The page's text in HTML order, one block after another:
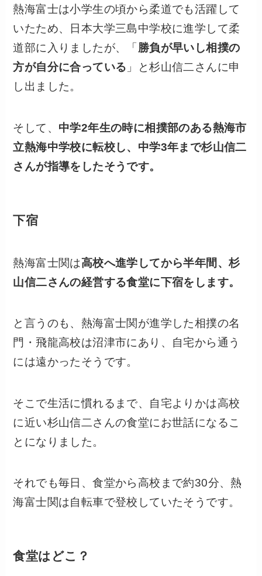
熱海富士は小学生の頃から柔道でも活躍して
いたため、日本大学三島中学校に進学して柔
道部に入りましたが、「 勝負が早いし相撲の
方が自分に合っている 」と杉山信二さんに申
し出ました。
そして、 中学2年生の時に相撲部のある熱海市
立熱海中学校に転校し、中学3年まで杉山信二
さんが指導をしたそうです。
下宿
熱海富士関は高校へ進学してから半年間、杉
山信二さんの経営する食堂に下宿をします。
と言うのも、熱海富士関が進学した相撲の名
門・飛龍高校は沼津市にあり、自宅から通う
には遠かったそうです。
そこで生活に慣れるまで、自宅よりかは高校
に近い杉山信二さんの食堂にお世話になるこ
とになりました。
それでも毎日、食堂から高校まで約30分、熱
海富士関は自転車で登校していたそうです。
食堂はどこ？